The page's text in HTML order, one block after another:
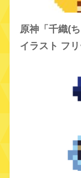
原神「千織(
イラスト フ